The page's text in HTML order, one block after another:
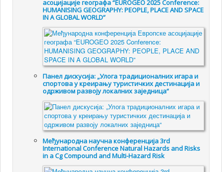
асоцијације географа “EUROGEO 2025 Conference:
HUMANISING GEOGRAPHY: PEOPLE, PLACE AND SPACE
IN A GLOBAL WORLD”
Панел дискусија: „Улога традиционалних игара и
спортова у креирању туристичких дестинација и
одрживом развоју локалних заједница“
Међународна научна конференција 3rd
International Conference Natural Hazards and Risks
in a Cg Compound and Multi-Hazard Risk